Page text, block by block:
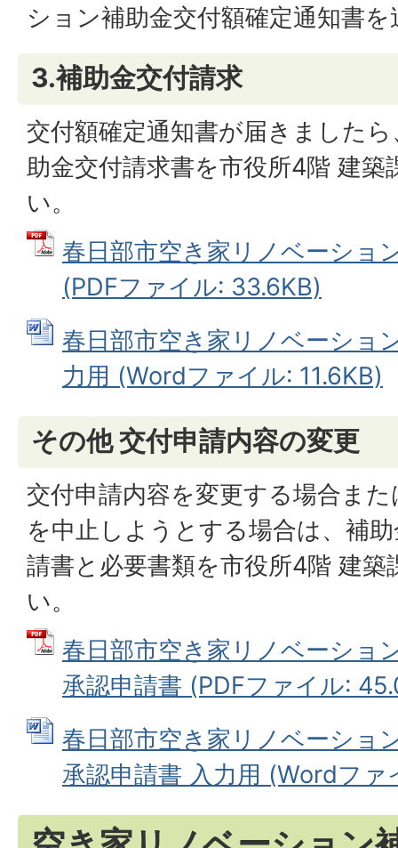
ション補助金交付額確定通知書
3.補助金交付請求
交付額確定通知書が届きました
助金交付請求書を市役所4階 建
い。
春日部市空き家リノベーショ
(PDFファイル: 33.6KB)
春日部市空き家リノベーショ
力用 (Wordファイル: 11.6KB)
その他 交付申請内容の変更
交付申請内容を変更する場合ま
を中止しようとする場合は、補
請書と必要書類を市役所4階 建
い。
春日部市空き家リノベーショ
承認申請書 (PDFファイル:
春日部市空き家リノベーショ
承認申請書 入力用 (Wordファ